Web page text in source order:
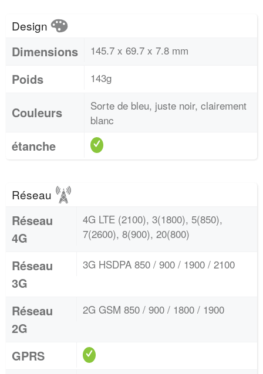
Design
Dimensions 145.7 x 69.7 x 7.8 mm
Poids 143g
Couleurs
Sorte de bleu, juste noir, clairement
blanc
étanche
Réseau
Réseau
4G
4G LTE (2100), 3(1800), 5(850),
7(2600), 8(900), 20(800)
Réseau
3G
3G HSDPA 850 / 900 / 1900 / 2100
Réseau
2G
2G GSM 850 / 900 / 1800 / 1900
GPRS